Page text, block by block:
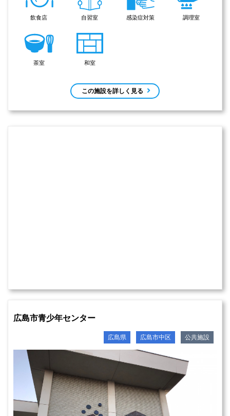
飲食店 自習室 感染症対策 調理室
茶室 和室
この施設を詳しく見る
広島市青少年センター
広島県 広島市中区 公共施設